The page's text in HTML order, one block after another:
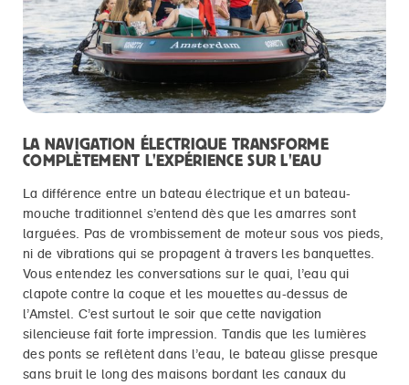
LA NAVIGATION ÉLECTRIQUE TRANSFORME
COMPLÈTEMENT L'EXPÉRIENCE SUR L'EAU
La différence entre un bateau électrique et un bateau-
mouche traditionnel s’entend dès que les amarres sont
larguées. Pas de vrombissement de moteur sous vos pieds,
ni de vibrations qui se propagent à travers les banquettes.
Vous entendez les conversations sur le quai, l’eau qui
clapote contre la coque et les mouettes au-dessus de
l’Amstel. C’est surtout le soir que cette navigation
silencieuse fait forte impression. Tandis que les lumières
des ponts se reflètent dans l’eau, le bateau glisse presque
sans bruit le long des maisons bordant les canaux du